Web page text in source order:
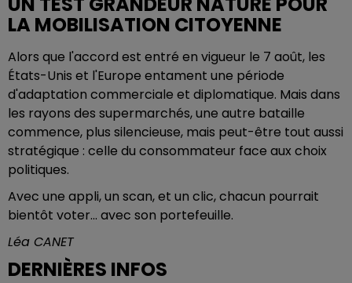
LA MOBILISATION CITOYENNE
Alors que l'accord est entré en vigueur le 7 août, les
États-Unis et l'Europe entament une période
d'adaptation commerciale et diplomatique. Mais dans
les rayons des supermarchés, une autre bataille
commence, plus silencieuse, mais peut-être tout aussi
stratégique : celle du consommateur face aux choix
politiques.
Avec une appli, un scan, et un clic, chacun pourrait
bientôt voter... avec son portefeuille.
Léa CANET
DERNIÈRES INFOS